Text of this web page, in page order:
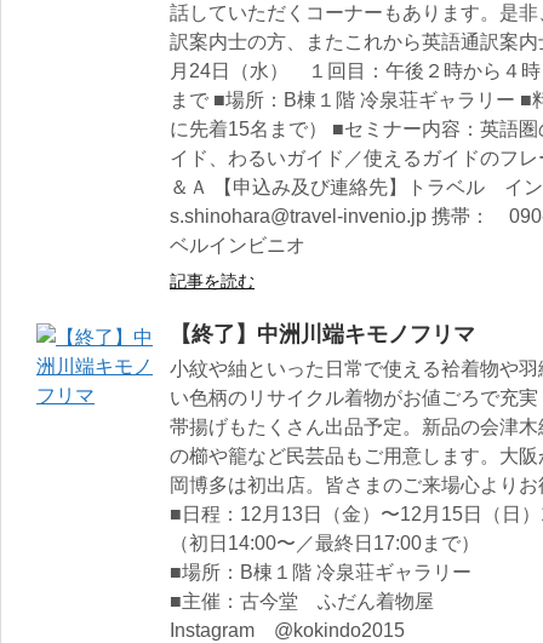
話していただくコーナーもあります。是
訳案内士の方、またこれから英語通訳案
月24日（水） １回目：午後２時から４
まで ■場所：B棟１階 冷泉荘ギャラリー
に先着15名まで） ■セミナー内容：英語
イド、わるいガイド／使えるガイドのフ
＆Ａ 【申込み及び連絡先】トラベル
s.shinohara@travel-invenio.jp 携帯：
ベルインビニオ
記事を読む
【終了】中洲川端キモノフリマ
小紋や紬といった日常で使える袷着物や
い色柄のリサイクル着物がお値ごろで充
帯揚げもたくさん出品予定。新品の会津
の櫛や籠など民芸品もご用意します。大
岡博多は初出店。皆さまのご来場心より
■日程：12月13日（金）〜12月15日（日
（初日14:00〜／最終日17:00まで）
■場所：B棟１階 冷泉荘ギャラリー
■主催：古今堂 ふだん着物屋
Instagram @kokindo2015